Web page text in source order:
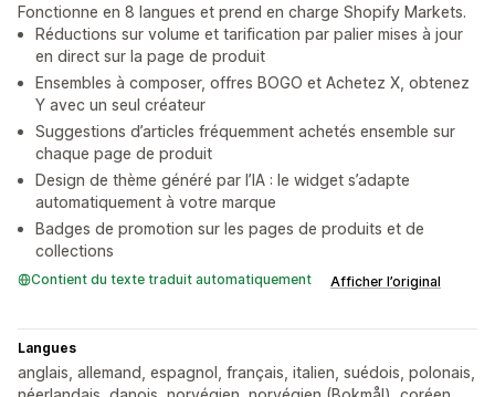
Fonctionne en 8 langues et prend en charge Shopify Markets.
Réductions sur volume et tarification par palier mises à jour
en direct sur la page de produit
Ensembles à composer, offres BOGO et Achetez X, obtenez
Y avec un seul créateur
Suggestions d’articles fréquemment achetés ensemble sur
chaque page de produit
Design de thème généré par l’IA : le widget s’adapte
automatiquement à votre marque
Badges de promotion sur les pages de produits et de
collections
Contient du texte traduit automatiquement Afficher l’original
Langues
anglais, allemand, espagnol, français, italien, suédois, polonais,